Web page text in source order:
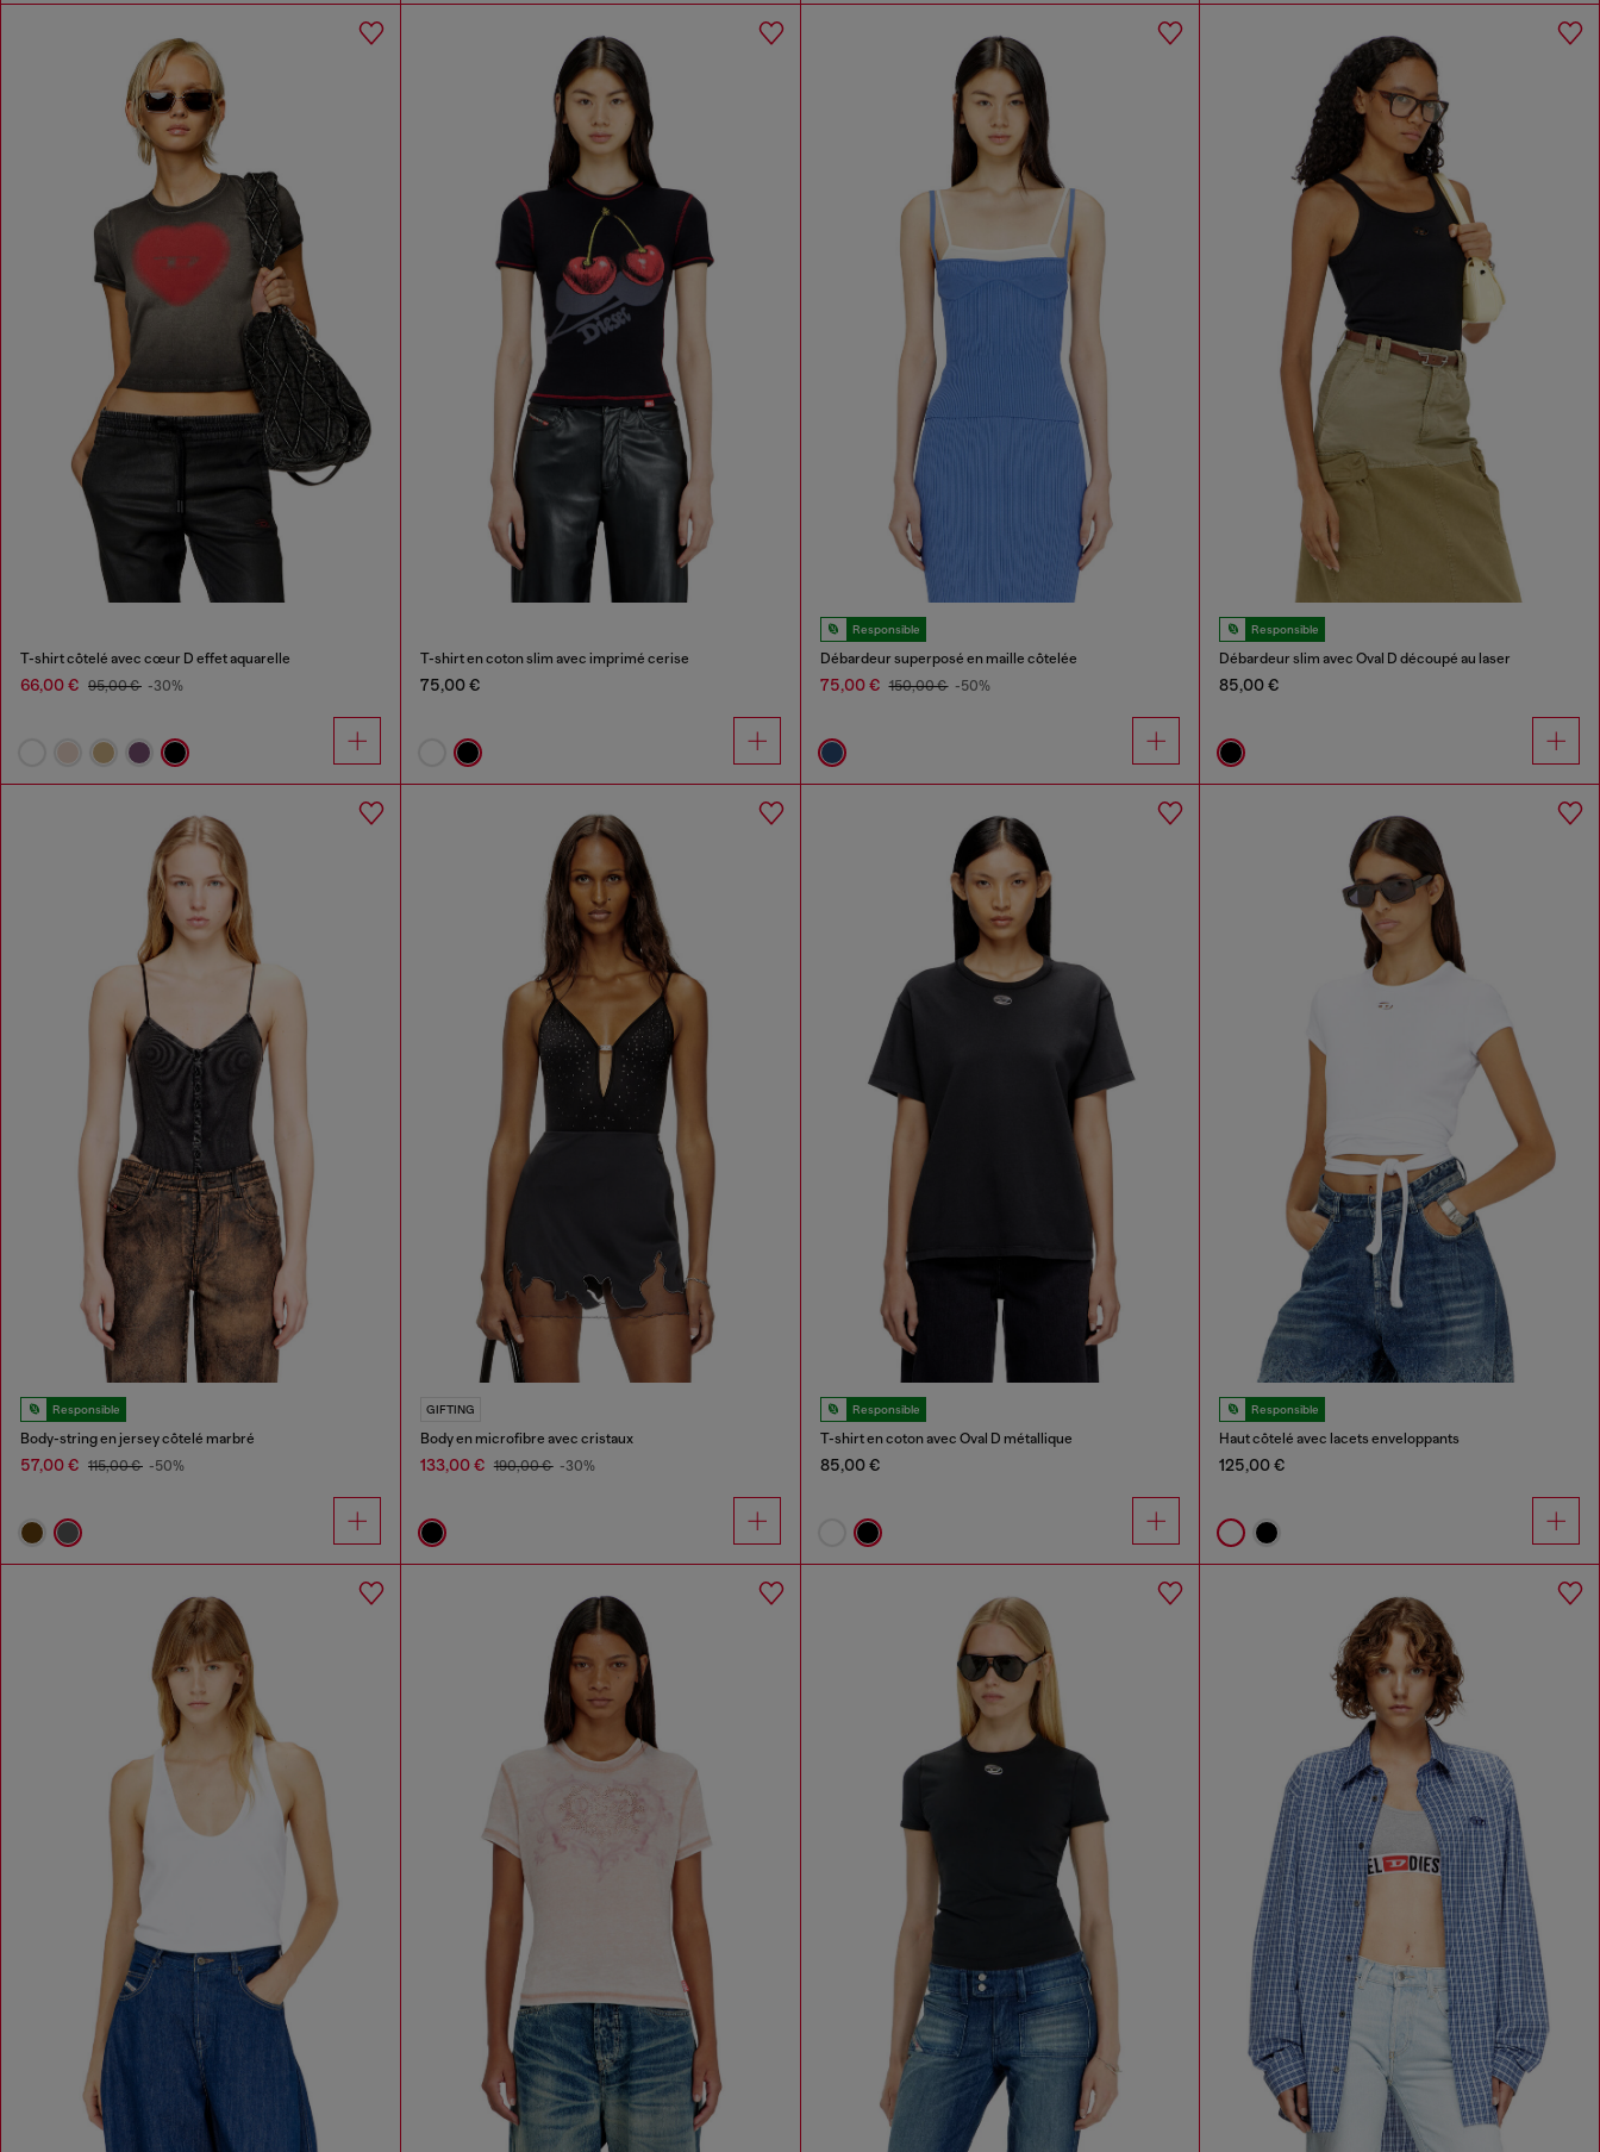
T-shirt côtelé avec cœur D effet aquarelle
66,00 € 95,00 € -30%
T-shirt en coton slim avec imprimé cerise
75,00 €
Responsible
Débardeur superposé en maille côtelée
75,00 € 150,00 € -50%
Responsible
Débardeur slim avec Oval D découpé au laser
85,00 €
Responsible
Body-string en jersey côtelé marbré
57,00 € 115,00 € -50%
GIFTING
Body en microfibre avec cristaux
133,00 € 190,00 € -30%
Responsible
T-shirt en coton avec Oval D métallique
85,00 €
Responsible
Haut côtelé avec lacets enveloppants
125,00 €